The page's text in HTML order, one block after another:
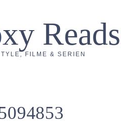
Reads
FILME & SERIEN